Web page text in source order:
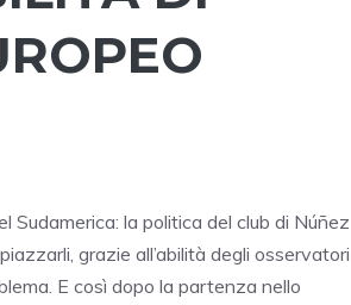
Sudamerica: la politica del club di Núñez
grazie all’abilità degli osservatori
E così dopo la partenza nello